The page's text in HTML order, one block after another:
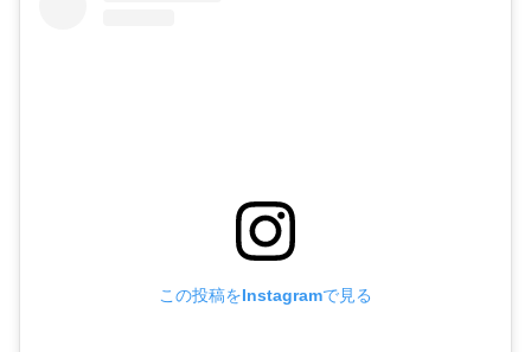
この投稿をInstagramで見る